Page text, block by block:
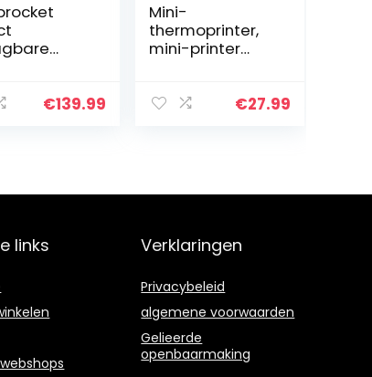
en
€139.99
Mini-
thermoprinter,
mini-printer
draagbaar, met
€27.99
links Verklaringen
Privacybeleid
algemene voorwaarden
Gelieerde
openbaarmaking